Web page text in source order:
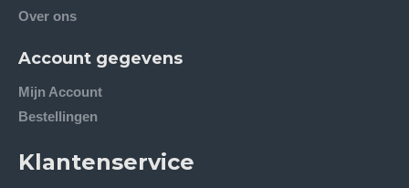
Over ons
Account gegevens
Mijn Account
Bestellingen
Klantenservice